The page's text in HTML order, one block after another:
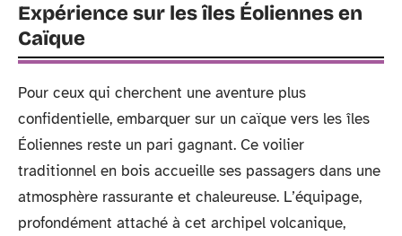
Expérience sur les îles Éoliennes en
Caïque
Pour ceux qui cherchent une aventure plus
confidentielle, embarquer sur un caïque vers les îles
Éoliennes reste un pari gagnant. Ce voilier
traditionnel en bois accueille ses passagers dans une
atmosphère rassurante et chaleureuse. L’équipage,
profondément attaché à cet archipel volcanique,